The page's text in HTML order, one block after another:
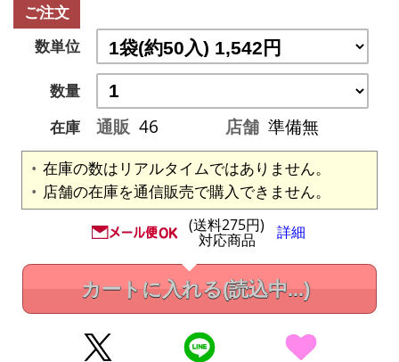
ご注文
数単位
数量
在庫
通販 46 店舗 準備無
在庫の数はリアルタイムではありません。
店舗の在庫を通信販売で購入できません。
(送料275円)
対応商品 詳細
カートに入れる(読込中...)